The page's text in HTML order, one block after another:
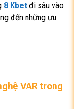
8 Kbetđi sâu vào
đến những ưu
VAR trong